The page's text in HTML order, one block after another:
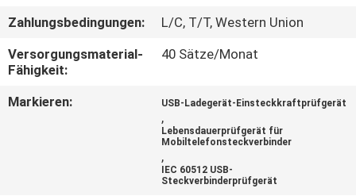
IN
VERBINDUNG
NACHRICHTEN
Zahlungsbedingungen:
L/C, T/T, Western Union
Versorgungsmaterial-
Fähigkeit:
40 Sätze/Monat
Markieren: USB-Ladegerät-Einsteckkraftprüfgerät
,
Lebensdauerprüfgerät für
Mobiltelefonsteckverbinder
,
IEC 60512 USB-
Steckverbinderprüfgerät